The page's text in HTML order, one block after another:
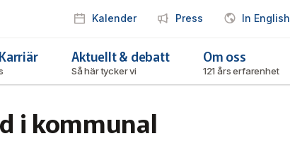
Kalender Press In English
Aktuellt & debatt
Så här tycker vi
Om oss
121 års erfarenhet
i kommunal